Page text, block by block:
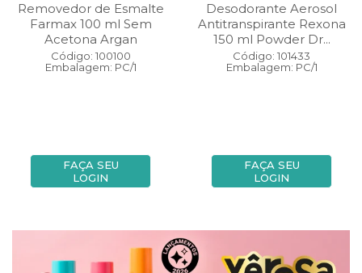
Removedor de Esmalte
Farmax 100 ml Sem
Acetona Argan
Código: 100100
Embalagem: PC/1
FAÇA SEU
LOGIN
Desodorante Aerosol
Antitranspirante Rexona
150 ml Powder Dr...
Código: 101433
Embalagem: PC/1
FAÇA SEU
LOGIN